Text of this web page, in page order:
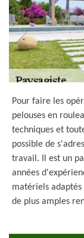
Pour faire les
pelouses en
techniques et
possible de
travail. Il est un
années
matériels
de plus amples